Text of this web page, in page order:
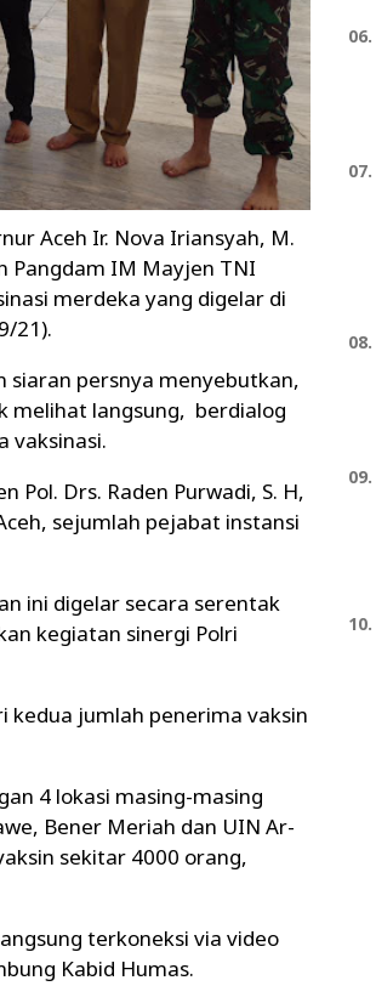
Aceh Ir. Nova Iriansyah, M.
Pangdam IM Mayjen TNI
merdeka yang digelar di
21).
siaran persnya menyebutkan,
melihat langsung, berdialog
vaksinasi.
Pol. Drs. Raden Purwadi, S. H,
sejumlah pejabat instansi
ini digelar secara serentak
kegiatan sinergi Polri
kedua jumlah penerima vaksin
4 lokasi masing-masing
Bener Meriah dan UIN Ar-
sekitar 4000 orang,
terkoneksi via video
Kabid Humas.